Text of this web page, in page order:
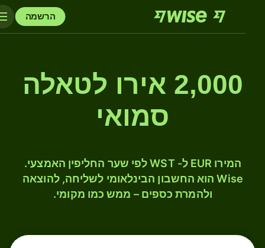
הרשמה
2,000 אירו לטאלה
סמואי
המירו EUR ל- WST לפי שער החליפין האמצעי.
Wise הוא החשבון הבינלאומי לשליחה, להוצאה
ולהמרת כספים – ממש כמו מקומי.